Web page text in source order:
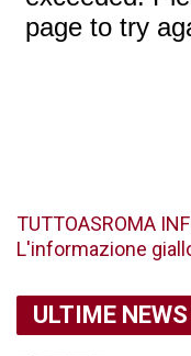
TUTTOASROMA
L'informazione
ULTIME NEWS